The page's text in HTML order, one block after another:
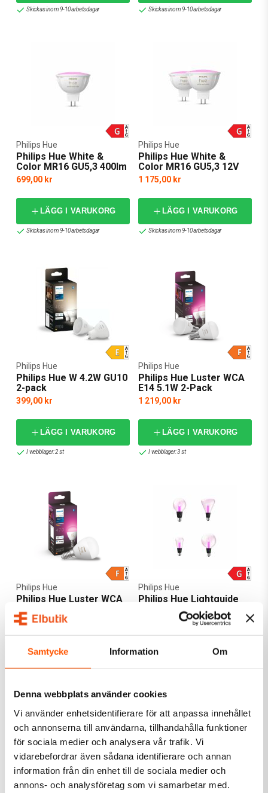
Samtycke Information Om
Denna webbplats använder cookies
Vi använder enhetsidentifierare för att anpassa innehållet
och annonserna till användarna, tillhandahålla funktioner
för sociala medier och analysera vår trafik. Vi
vidarebefordrar även sådana identifierare och annan
information från din enhet till de sociala medier och
annons- och analysföretag som vi samarbetar med.
Skickas inom 9-10 arbetsdagar Skickas inom 9-10 arbetsdagar
Philips Hue White &
Color MR16 GU5,3 400lm
Philips Hue
699,00 kr
LÄGG I VARUKORG
Skickas inom 9-10 arbetsdagar
Philips Hue White &
Color MR16 GU5,3 12V
400lm 2-pack
Philips Hue
1 175,00 kr
LÄGG I VARUKORG
Skickas inom 9-10 arbetsdagar
Philips Hue W 4.2W GU10
2-pack
Philips Hue
399,00 kr
LÄGG I VARUKORG
I webblager: 2 st
Philips Hue Luster WCA
E14 5.1W 2-Pack
Philips Hue
1 219,00 kr
LÄGG I VARUKORG
I webblager: 3 st
Philips Hue Luster WCA
E14 5.1W
Philips Hue
699,00 kr
LÄGG I VARUKORG
Philips Hue Lightguide
Philips Hue
929,00 kr